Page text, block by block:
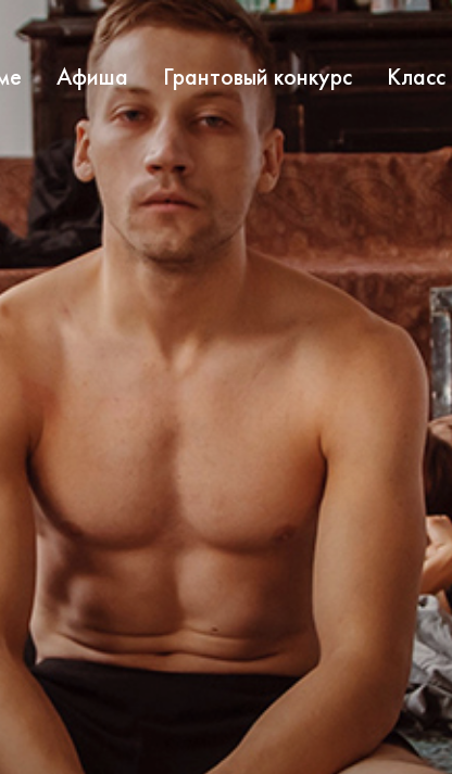
Афиша Грантовый конкурс